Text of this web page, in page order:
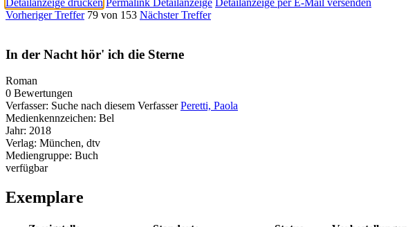
Detailanzeige drucken Permalink Detailanzeige Detailanzeige per E-Mail versenden
Vorheriger Treffer 79 von 153 Nächster Treffer
In der Nacht hör' ich die Sterne
Roman
0 Bewertungen
Verfasser: Suche nach diesem Verfasser Peretti, Paola
Medienkennzeichen: Bel
Jahr: 2018
Verlag: München, dtv
Mediengruppe: Buch
verfügbar
Exemplare